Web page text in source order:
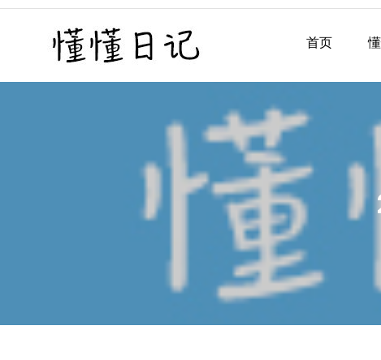
Skip
懂懂日记
懂懂日记网每天同步更新懂懂
首页